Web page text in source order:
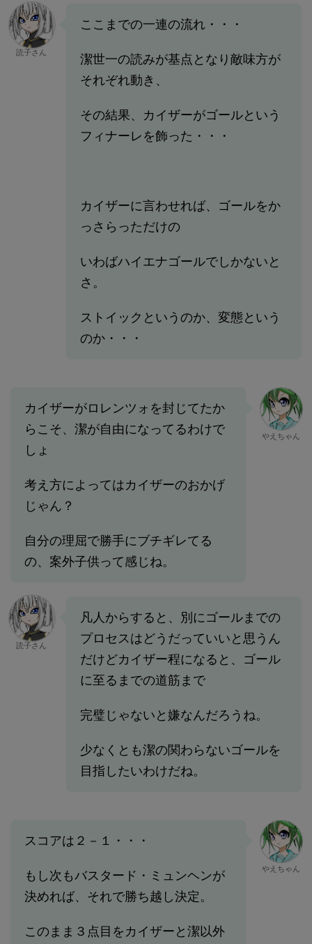
読子さん
ここまでの一連の流れ・・・
潔世一の読みが基点となり敵味方が
それぞれ動き、
その結果、カイザーがゴールという
フィナーレを飾った・・・
カイザーに言わせれば、ゴールをか
っさらっただけの
いわばハイエナゴールでしかないと
さ。
ストイックというのか、変態という
のか・・・
カイザーがロレンツォを封じてたか
らこそ、潔が自由になってるわけで
しょ
考え方によってはカイザーのおかげ
じゃん？
自分の理屈で勝手にブチギレてる
の、案外子供って感じね。
やえちゃん
読子さん
凡人からすると、別にゴールまでの
プロセスはどうだっていいと思うん
だけどカイザー程になると、ゴール
に至るまでの道筋まで
完璧じゃないと嫌なんだろうね。
少なくとも潔の関わらないゴールを
目指したいわけだね。
スコアは２－１・・・
もし次もバスタード・ミュンヘンが
決めれば、それで勝ち越し決定。
このまま３点目をカイザーと潔以外
やえちゃん